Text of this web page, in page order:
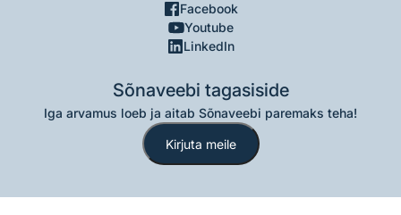
Facebook
Youtube
LinkedIn
Sõnaveebi tagasiside
Iga arvamus loeb ja aitab Sõnaveebi paremaks teha!
Kirjuta meile